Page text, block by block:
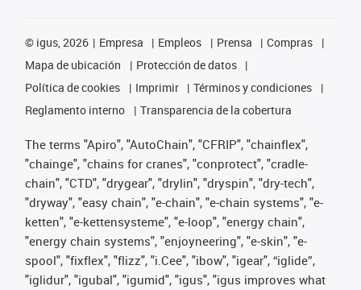
© igus, 2026 Empresa Empleos Prensa
Compras
Mapa de ubicación
Protección de datos
Política de cookies
Imprimir
Términos y condiciones
Reglamento interno
Transparencia de la cobertura
The terms "Apiro", "AutoChain", "CFRIP", "chainflex",
"chainge", "chains for cranes", "conprotect", "cradle-
chain", "CTD", "drygear", "drylin", "dryspin", "dry-tech",
"dryway", "easy chain", "e-chain", "e-chain systems", "e-
ketten", "e-kettensysteme", "e-loop", "energy chain",
"energy chain systems", "enjoyneering", "e-skin", "e-
spool", "fixflex", "flizz", "i.Cee", "ibow", "igear", “iglide”,
"iglidur", "igubal", "igumid", "igus", "igus improves what